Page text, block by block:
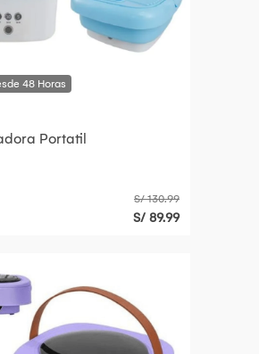
Portatil
S/ 130.99
S/ 89.99